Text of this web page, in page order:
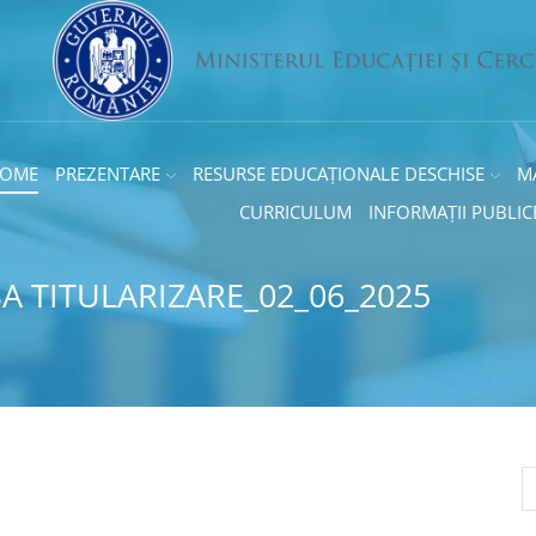
PREZENTARE RESURSE EDUCAȚIONALE DESCHISE
CURRICULUM
INFORMAȚII
TITULARIZARE_02_06_2025